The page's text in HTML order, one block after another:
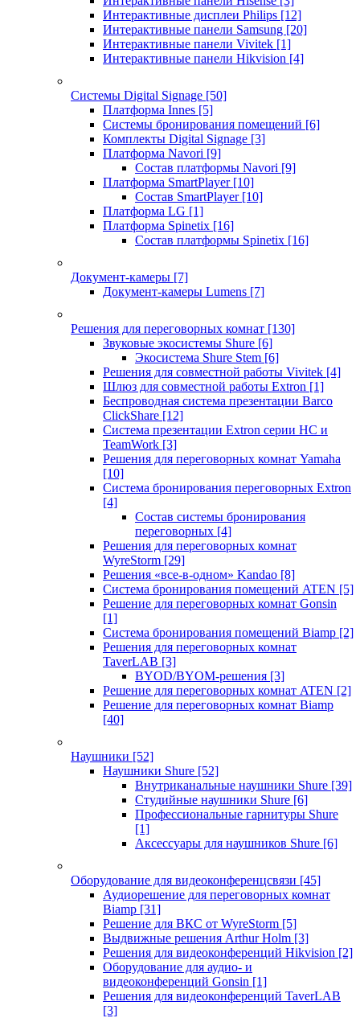
Интерактивные дисплеи Philips [12]
Интерактивные панели Samsung [20]
Интерактивные панели Vivitek [1]
Интерактивные панели Hikvision [4]
Системы Digital Signage [50]
Платформа Innes [5]
Системы бронирования помещений [6]
Комплекты Digital Signage [3]
Платформа Navori [9]
Состав платформы Navori [9]
Платформа SmartPlayer [10]
Состав SmartPlayer [10]
Платформа LG [1]
Платформа Spinetix [16]
Состав платформы Spinetix [16]
Документ-камеры [7]
Документ-камеры Lumens [7]
Решения для переговорных комнат [130]
Звуковые экосистемы Shure [6]
Экосистема Shure Stem [6]
Решения для совместной работы Vivitek [4]
Шлюз для совместной работы Extron [1]
Беспроводная система презентации Barco
ClickShare [12]
Система презентации Extron серии HC и
TeamWork [3]
Решения для переговорных комнат Yamaha
[10]
Система бронирования переговорных Extron
[4]
Состав системы бронирования
переговорных [4]
Решения для переговорных комнат
WyreStorm [29]
Решения «все-в-одном» Kandao [8]
Система бронирования помещений ATEN [5]
Решение для переговорных комнат Gonsin
[1]
Система бронирования помещений Biamp [2]
Решения для переговорных комнат
TaverLAB [3]
BYOD/BYOM-решения [3]
Решение для переговорных комнат ATEN [2]
Решение для переговорных комнат Biamp
[40]
Наушники [52]
Наушники Shure [52]
Внутриканальные наушники Shure [39]
Студийные наушники Shure [6]
Профессиональные гарнитуры Shure
[1]
Аксессуары для наушников Shure [6]
Оборудование для видеоконференцсвязи [45]
Аудиорешение для переговорных комнат
Biamp [31]
Решение для ВКС от WyreStorm [5]
Выдвижные решения Arthur Holm [3]
Решения для видеоконференций Hikvision [2]
Оборудование для аудио- и
видеоконференций Gonsin [1]
Решения для видеоконференций TaverLAB
[3]